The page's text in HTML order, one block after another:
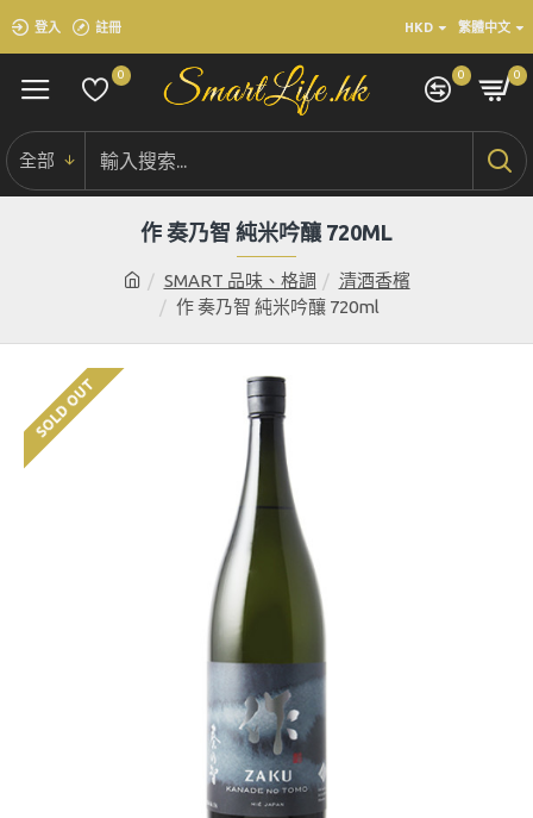
登入 註冊 HKD 繁體中文
0 0 0
全部
SMART 品味、格調
清酒香檳
作 奏乃智 純米吟釀 720ml
作 奏乃智 純米吟釀 720ML
SOLD OUT